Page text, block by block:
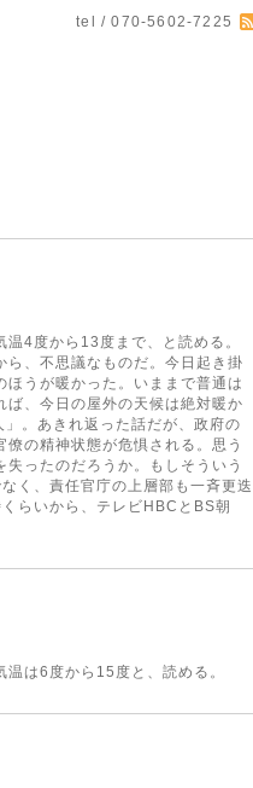
tel / 070-5602-7225
4度から13度まで、と読める。
、不思議なものだ。今日起き掛
うが暖かった。いままで普通は
、今日の屋外の天候は絶対暖か
。あきれ返った話だが、政府の
の精神状態が危惧される。思う
ったのだろうか。もしそういう
く、責任官庁の上層部も一斉更迭
らいから、テレビHBCとBS朝
は6度から15度と、読める。